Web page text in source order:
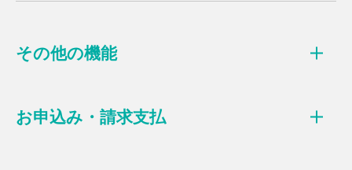
その他の機能
お申込み・請求支払